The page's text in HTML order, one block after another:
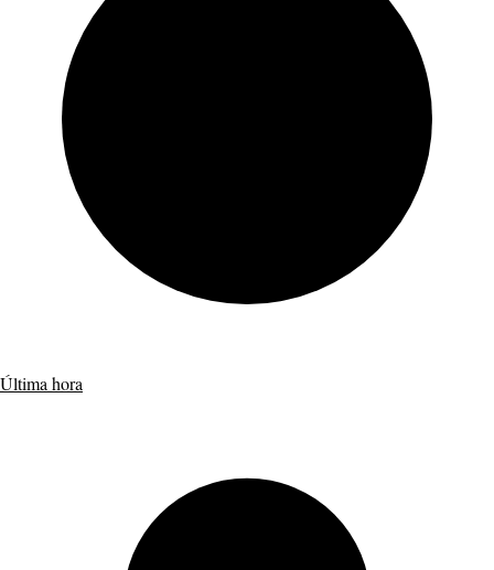
Última hora